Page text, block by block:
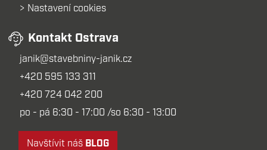
Nastavení cookies
Kontakt Ostrava
janik@stavebniny-janik.cz
+420 595 133 311
+420 724 042 200
po - pá 6:30 - 17:00 /so 6:30 - 13:00
Navštívit náš BLOG